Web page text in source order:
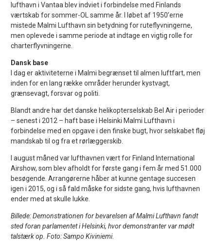
lufthavn i Vantaa blev indviet i forbindelse med Finlands
værtskab for sommer-OL samme år. I løbet af 1950’erne
mistede Malmi Lufthavn sin betydning for ruteflyvningerne,
men oplevede i samme periode at indtage en vigtig rolle for
charterflyvningerne.
Dansk base
I dag er aktiviteterne i Malmi begrænset til almen luftfart, men
inden for en lang række områder herunder kystvagt,
grænsevagt, forsvar og politi.
Blandt andre har det danske helikopterselskab Bel Air i perioder
– senest i 2012 – haft base i Helsinki Malmi Lufthavn i
forbindelse med en opgave i den finske bugt, hvor selskabet fløj
mandskab til og fra et rørlæggerskib.
I august måned var lufthavnen vært for Finland International
Airshow, som blev afholdt for første gang i fem år med 51.000
besøgende. Arrangørerne håber at kunne gentage succesen
igen i 2015, og i så fald måske for sidste gang, hvis lufthavnen
ender med at skulle lukke.
Billede: Demonstrationen for bevarelsen af Malmi Lufthavn fandt
sted foran parlamentet i Helsinki, hvor demonstranter var mødt
talstærk op. Foto: Sampo Kiviniemi.